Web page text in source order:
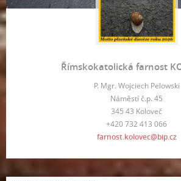
Římskokatolická farnost
P. Mgr. Wojciech Pelowski
Náměstí č.p. 45
345 43 Koloveč
+420 732 413 066
farnost.kolovec@bip.cz